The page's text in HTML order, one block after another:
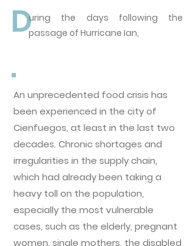
D
.
uring the days following the
passage of Hurricane Ian,
An unprecedented food crisis has
been experienced in the city of
Cienfuegos, at least in the last two
decades. Chronic shortages and
irregularities in the supply chain,
which had already been taking a
heavy toll on the population,
especially the most vulnerable
cases, such as the elderly, pregnant
women, single mothers, the disabled